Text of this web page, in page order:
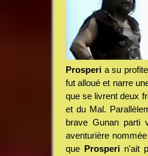
Prosperi a su
fut alloué et narre
que se livrent deux
et du Mal.
brave Gunan parti
aventurière
que Prosperin'ait